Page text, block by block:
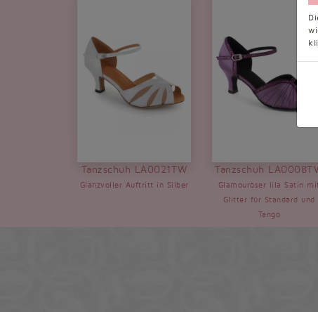
Tanzschuh LA0021TW
Glanzvoller Auftritt in Silber
Tanzschuh
Glamouröser lila Satin
Glitter für Standard und
Tango